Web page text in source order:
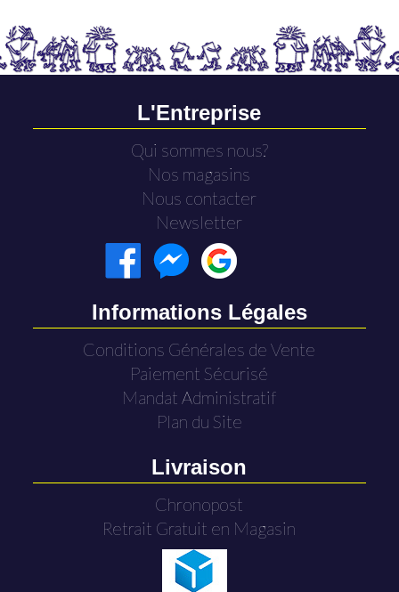
L'Entreprise
Qui sommes nous?
Nos magasins
Nous contacter
Newsletter
Informations Légales
Conditions Générales de Vente
Paiement Sécurisé
Mandat Administratif
Plan du Site
Livraison
Chronopost
Retrait Gratuit en Magasin